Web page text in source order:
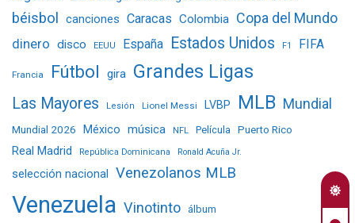
béisbol canciones Caracas Colombia Copa del Mundo
dinero disco EEUU España Estados Unidos F1 FIFA
Francia Fútbol gira Grandes Ligas
Las Mayores Lesión Lionel Messi LVBP MLB Mundial
Mundial 2026 México música NFL Película Puerto Rico
Real Madrid República Dominicana Ronald Acuña Jr.
selección nacional Venezolanos MLB
Venezuela Vinotinto álbum